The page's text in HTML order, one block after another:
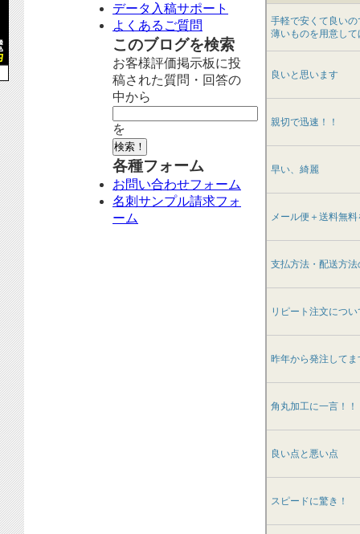
手軽で安くて良い
薄いものを用意して
良いと思います
親切で迅速！！
早い、綺麗
メール便＋送料無
支払方法・配送方
リピート注文につい
昨年から発注して
角丸加工に一言！！
良い点と悪い点
スピードに驚き！
データ入稿サポート
よくあるご質問
このブログを検索
お客様評価掲示板に投
稿された質問・回答の
中から
を
各種フォーム
お問い合わせフォーム
名刺サンプル請求フォ
ーム